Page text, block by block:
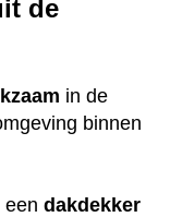
de
in de
binnen
een dakdekker